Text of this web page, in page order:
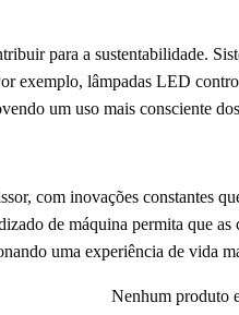
para a sustentabilidade.
exemplo, lâmpadas LED
um uso mais consciente
com inovações constantes
de máquina permita que
uma experiência de vida
Nenhum produto